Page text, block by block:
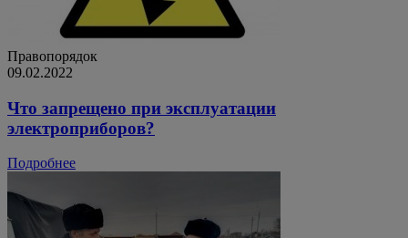
Правопорядок
09.02.2022
Что запрещено при эксплуатации
электроприборов?
Подробнее